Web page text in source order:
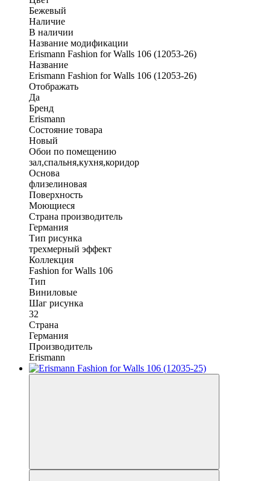
Бежевый
Наличие
В наличии
Название модификации
Erismann Fashion for Walls 106 (12053-26)
Название
Erismann Fashion for Walls 106 (12053-26)
Отображать
Да
Бренд
Erismann
Состояние товара
Новый
Обои по помещению
зал,спальня,кухня,коридор
Основа
флизелиновая
Поверхность
Моющиеся
Страна производитель
Германия
Тип рисунка
трехмерный эффект
Коллекция
Fashion for Walls 106
Тип
Виниловые
Шаг рисунка
32
Страна
Германия
Производитель
Erismann